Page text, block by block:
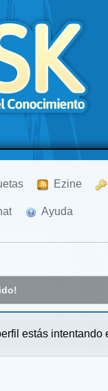
Ezine
Ayuda
estás intentando